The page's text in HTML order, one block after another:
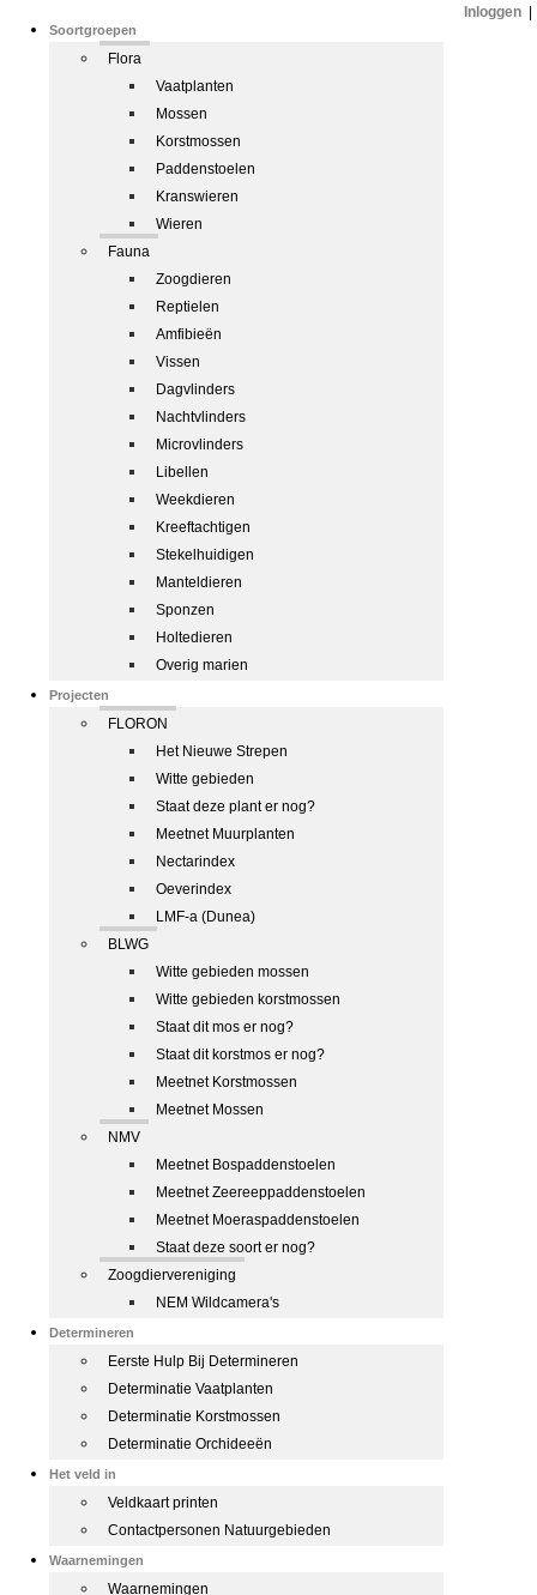
Soortgroepen
Flora
Vaatplanten
Mossen
Korstmossen
Paddenstoelen
Kranswieren
Wieren
Fauna
Zoogdieren
Reptielen
Amfibieën
Vissen
Dagvlinders
Nachtvlinders
Microvlinders
Libellen
Weekdieren
Kreeftachtigen
Stekelhuidigen
Manteldieren
Sponzen
Holtedieren
Overig marien
Projecten
FLORON
Het Nieuwe Strepen
Witte gebieden
Staat deze plant er nog?
Meetnet Muurplanten
Nectarindex
Oeverindex
LMF-a (Dunea)
BLWG
Witte gebieden mossen
Witte gebieden korstmossen
Staat dit mos er nog?
Staat dit korstmos er nog?
Meetnet Korstmossen
Meetnet Mossen
NMV
Meetnet Bospaddenstoelen
Meetnet Zeereeppaddenstoelen
Meetnet Moeraspaddenstoelen
Staat deze soort er nog?
Zoogdiervereniging
NEM Wildcamera's
Determineren
Eerste Hulp Bij Determineren
Determinatie Vaatplanten
Determinatie Korstmossen
Determinatie Orchideeën
Het veld in
Veldkaart printen
Contactpersonen Natuurgebieden
Waarnemingen
Waarnemingen
Inloggen